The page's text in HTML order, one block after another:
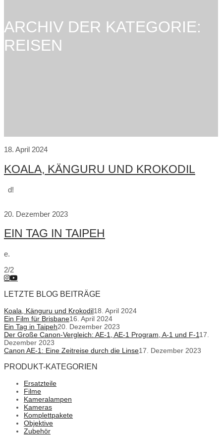
ARCHIV DER KATEGORIE:
REISEN
18. April 2024
KOALA, KÄNGURU UND KROKODIL
d!
20. Dezember 2023
EIN TAG IN TAIPEH
e.
2/2
LETZTE BLOG BEITRÄGE
Koala, Känguru und Krokodil18. April 2024
Ein Film für Brisbane16. April 2024
Ein Tag in Taipeh20. Dezember 2023
Der Große Canon-Vergleich: AE-1, AE-1 Program, A-1 und F-117.
Dezember 2023
Canon AE-1: Eine Zeitreise durch die Linse17. Dezember 2023
PRODUKT-KATEGORIEN
Ersatzteile
Filme
Kameralampen
Kameras
Komplettpakete
Objektive
Zubehör